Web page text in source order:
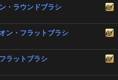
・ラウンドブラシ
ン・フラットブラシ
ラットブラシ